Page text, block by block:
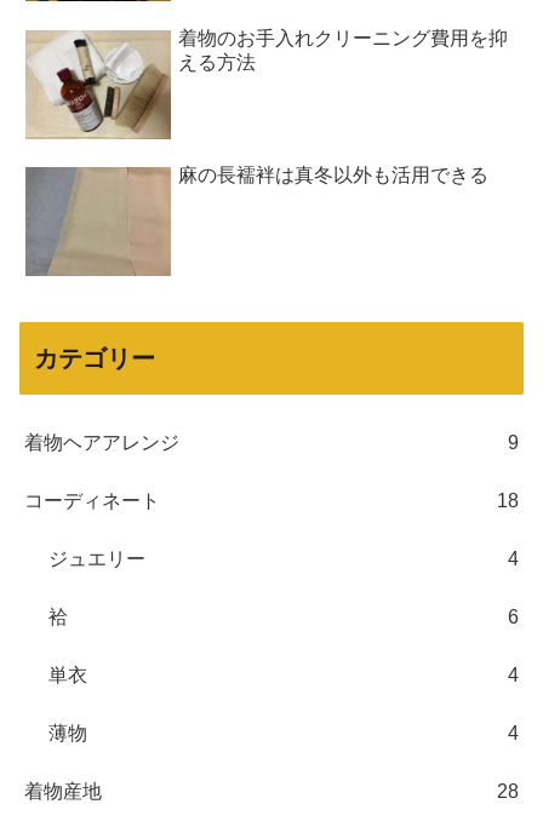
着物のお手入れクリーニング費用を抑
える方法
麻の長襦袢は真冬以外も活用できる
カテゴリー
着物ヘアアレンジ 9
コーディネート 18
ジュエリー 4
袷 6
単衣 4
薄物 4
着物産地 28